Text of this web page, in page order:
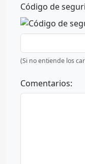
Código de
(Si no entiende los
Comentarios: